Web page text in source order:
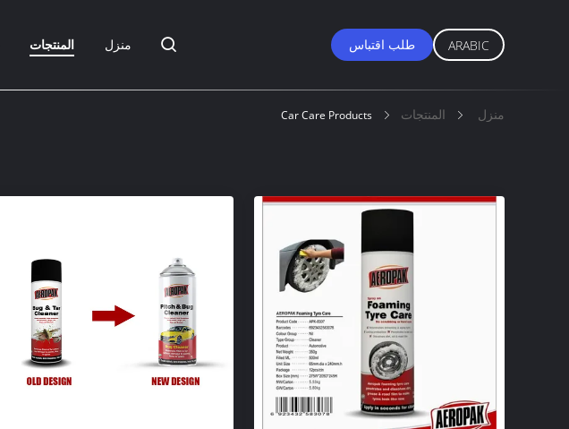
منزل المنتجات طلب اقتباس ARABIC
منزل المنتجات Car Care Products